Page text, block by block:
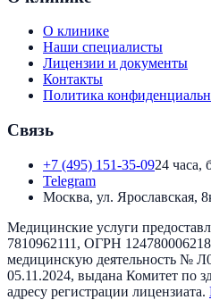
О клинике
Наши специалисты
Лицензии и документы
Контакты
Политика
Связь
+7 (495) 151-35-0924 часа,
Telegram
Москва, ул. Ярославская,
Медицинские услуги
7810962111 , ОГРН
медицинскую деятельность №
05.11.2024, выдана Комитет по
адресу регистрации лицензиата.